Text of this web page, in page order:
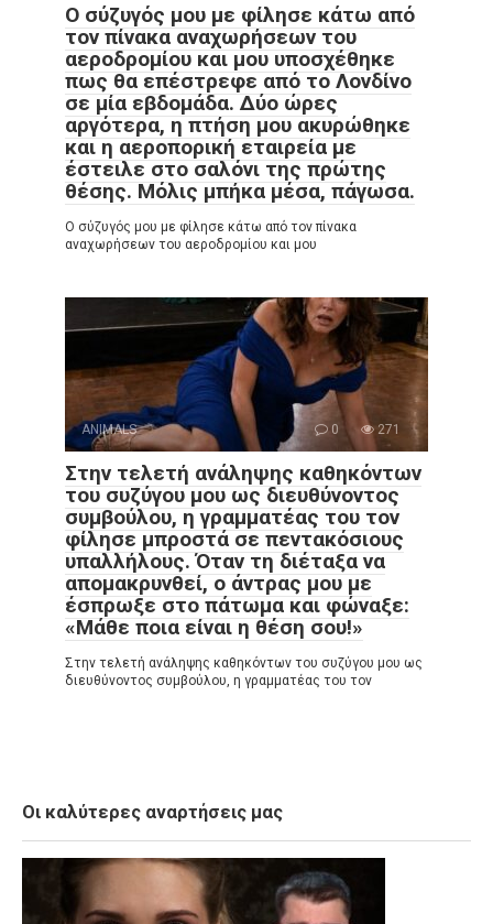
Ο σύζυγός μου με φίλησε κάτω από
τον πίνακα αναχωρήσεων του
αεροδρομίου και μου υποσχέθηκε
πως θα επέστρεφε από το Λονδίνο
σε μία εβδομάδα. Δύο ώρες
αργότερα, η πτήση μου ακυρώθηκε
και η αεροπορική εταιρεία με
έστειλε στο σαλόνι της πρώτης
θέσης. Μόλις μπήκα μέσα, πάγωσα.
Ο σύζυγός μου με φίλησε κάτω από τον πίνακα
αναχωρήσεων του αεροδρομίου και μου
ANIMALS 0 271
Στην τελετή ανάληψης καθηκόντων
του συζύγου μου ως διευθύνοντος
συμβούλου, η γραμματέας του τον
φίλησε μπροστά σε πεντακόσιους
υπαλλήλους. Όταν τη διέταξα να
απομακρυνθεί, ο άντρας μου με
έσπρωξε στο πάτωμα και φώναξε:
«Μάθε ποια είναι η θέση σου!»
Στην τελετή ανάληψης καθηκόντων του συζύγου μου ως
διευθύνοντος συμβούλου, η γραμματέας του τον
Οι καλύτερες αναρτήσεις μας